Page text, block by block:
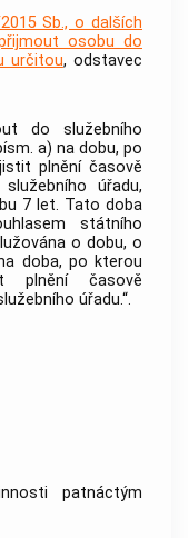
Sb., o dalších
osobu do
určitou, odstavec
do služebního
a) na dobu, po
plnění časově
úřadu,
7 let. Tato doba
státního
o dobu, o
doba, po kterou
plnění časově
úřadu.“.
patnáctým